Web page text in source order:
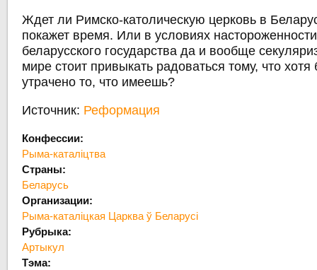
Ждет ли Римско-католическую церковь в
покажет время. Или в условиях
беларусского государства да и вообще
мире стоит привыкать радоваться тому, что
утрачено то, что имеешь?
Источник: Реформация
Конфессии:
Рыма-каталіцтва
Страны:
Беларусь
Организации:
Рыма-каталіцкая Царква ў Беларусі
Рубрыка:
Артыкул
Тэма: